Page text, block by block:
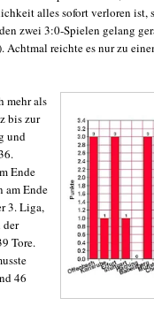
alles sofort verloren ist,
zwei 3:0-Spielen gelang
Achtmal reichte es nur zu
mehr als
bis zur
und
Ende
am Ende
3. Liga,
der
Tore.
46